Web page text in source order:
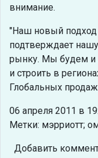
внимание.
"Наш новый
подтверждает
рынку. Мы будем и
и строить в
Глобальных
06 апреля 2011 в
Метки: мэрриотт;
Добавить